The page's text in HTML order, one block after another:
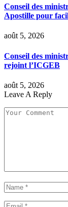
Conseil des
Apostille pour
août 5, 2026
Conseil des
rejoint l’ICGEB
août 5, 2026
Leave A Reply